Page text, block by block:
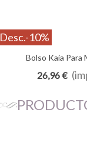
Desc.-10%
Añadir Al
Bolso Kaia Para
26,96 €